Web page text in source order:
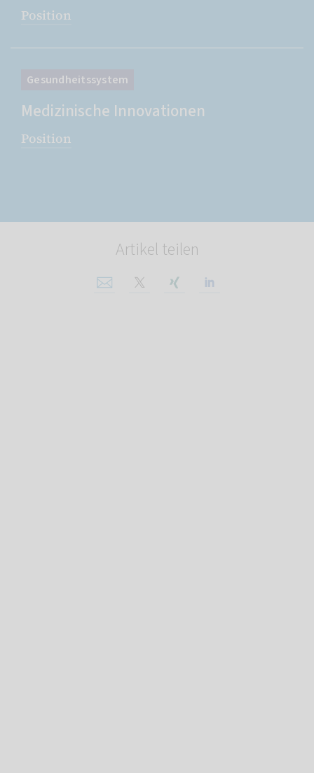
Position
Gesundheitssystem
Medizinische Innovationen
Position
Artikel teilen
Per E-Mail teilen
Auf X teilenAuf Xing teilen
Auf Linkedin